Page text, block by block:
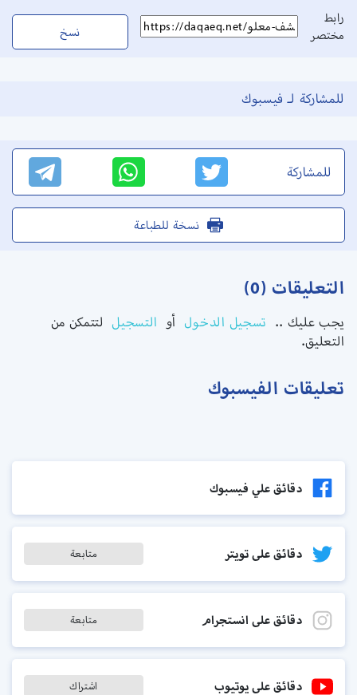
رابط
مختصر
نسخ
للمشاركة لـ فيسبوك
للمشاركة
نسخة للطباعة
التعليقات (0)
يجب عليك .. تسجيل الدخول أو التسجيل لتتمكن من
التعليق.
تعليقات الفيسبوك
دقائق علي فيسبوك
دقائق على تويتر متابعة
دقائق على انستجرام متابعة
دقائق على يوتيوب اشتراك